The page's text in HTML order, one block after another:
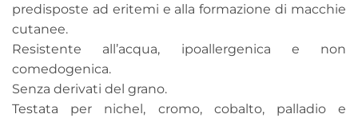
predisposte ad eritemi e alla formazione di macchie
cutanee.
Resistente all’acqua, ipoallergenica e non
comedogenica.
Senza derivati del grano.
Testata per nichel, cromo, cobalto, palladio e